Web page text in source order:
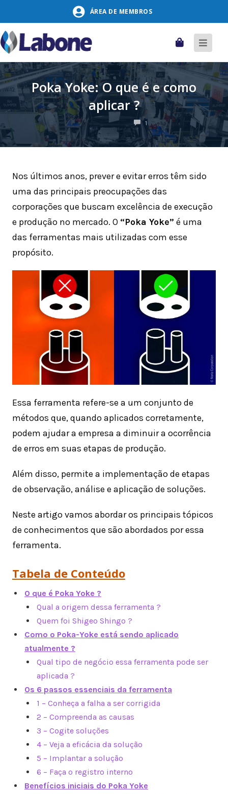
conteúdo
ÁREA DE MEMBROS
Carrinho
Poka Yoke: O que é e como
aplicar ?
1 COMENTÁRIOS
Nos últimos anos, prever e evitar erros têm sido
uma das principais preocupações das
corporações que buscam excelência de execução
e produção no mercado. O “Poka Yoke” é uma
das ferramentas mais utilizadas com esse
propósito.
Essa ferramenta refere-se a um conjunto de
métodos que, quando aplicados corretamente,
podem ajudar a empresa a diminuir a ocorrência
de erros em suas etapas de produção.
Além disso, permite a implementação de etapas
de observação, análise e aplicação de soluções.
Neste artigo vamos abordar os principais tópicos
de conhecimentos que são abordados por essa
ferramenta.
Tabela de Conteúdo
O que é Poka Yoke ?
Qual a origem dessa ferramenta ?
Quem foi Shigeo Shingo ?
Como o Poka-Yoke está sendo aplicado
atualmente ?
Qual tipo de negócio essa ferramenta pode ser
aplicada ?
Os 6 passos essenciais da ferramenta
1 – Conheça a falha a ser corrigida
2 – Compreenda as causas
3 – Cogite soluções
4 – Veja a eficácia da solução
5 – Implantar a solução
6 – Faça o registro interno
Benefícios iniciais do Poka Yoke